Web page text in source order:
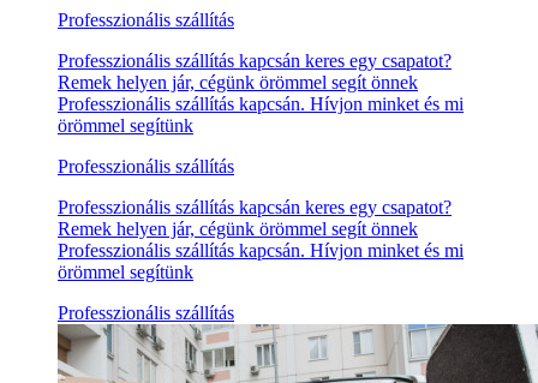
Professzionális szállítás
Professzionális szállítás kapcsán keres egy csapatot?
Remek helyen jár, cégünk örömmel segít önnek
Professzionális szállítás kapcsán. Hívjon minket és mi
örömmel segítünk
Professzionális szállítás
Professzionális szállítás kapcsán keres egy csapatot?
Remek helyen jár, cégünk örömmel segít önnek
Professzionális szállítás kapcsán. Hívjon minket és mi
örömmel segítünk
Professzionális szállítás